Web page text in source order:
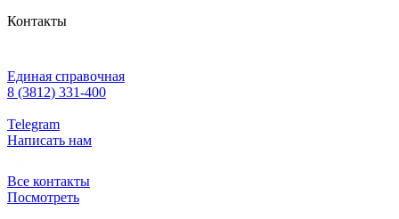
Контакты
Единая справочная
8 (3812) 331-400
Telegram
Написать нам
Все контакты
Посмотреть